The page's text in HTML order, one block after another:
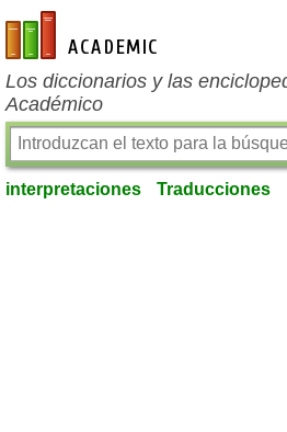
es-academic.com
Los diccionarios y las
Académico
interpretaciones Traducciones